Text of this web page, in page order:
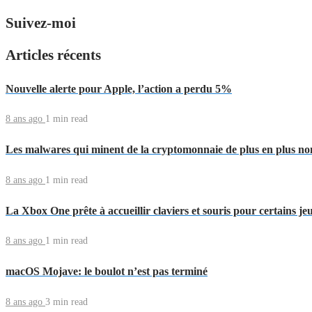
Suivez-moi
Articles récents
Nouvelle alerte pour Apple, l’action a perdu 5%
8 ans ago 1 min read
Les malwares qui minent de la cryptomonnaie de plus en plus
8 ans ago 1 min read
La Xbox One prête à accueillir claviers et souris pour certains
8 ans ago 1 min read
macOS Mojave: le boulot n’est pas terminé
8 ans ago 3 min read